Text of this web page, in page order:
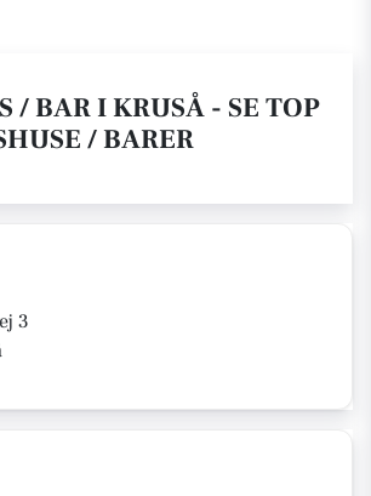
/ BAR I KRUSÅ - SE TOP
/ BARER
3